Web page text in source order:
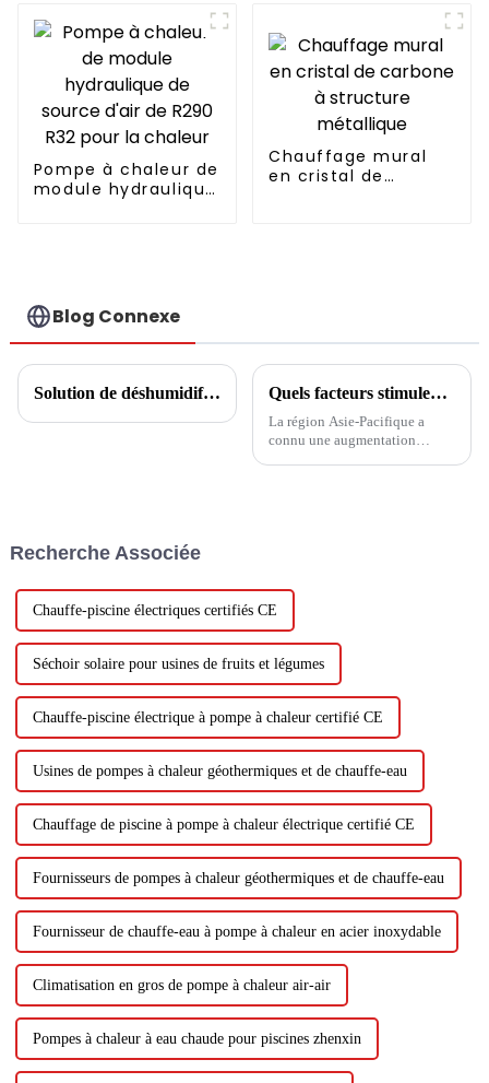
Copeland
Pompe à chaleur de
module hydraulique
Chauffage mural
en cristal de
Blog Connexe
Solution de déshumidification à température constante pour piscine Quels facteurs stimulent les tendances de l’industrie des pompes à chaleur dans la région APAC ?
La région Asie-Pacifique a
connu une augmentation
Recherche Associée
Chauffe-piscine électriques certifiés CE
Séchoir solaire pour usines de fruits et légumes
Chauffe-piscine électrique à pompe à chaleur certifié CE
Usines de pompes à chaleur géothermiques et de chauffe-eau
Chauffage de piscine à pompe à chaleur électrique certifié CE
Fournisseurs de pompes à chaleur géothermiques et de chauffe-eau
Fournisseur de chauffe-eau à pompe à chaleur en acier inoxydable
Climatisation en gros de pompe à chaleur air-air
Pompes à chaleur à eau chaude pour piscines zhenxin